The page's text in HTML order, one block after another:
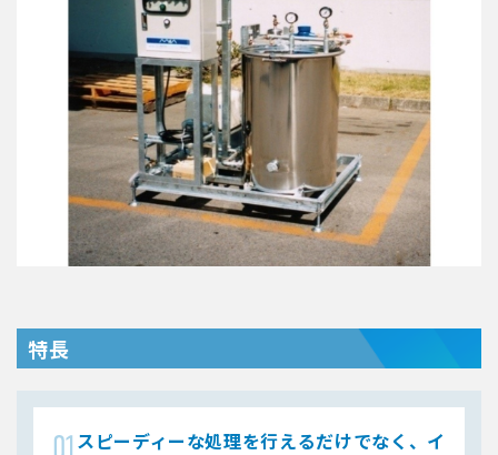
特長
スピーディーな処理を行えるだけでなく、イ